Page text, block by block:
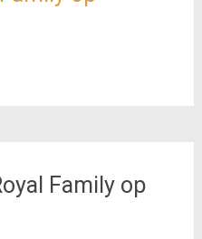
Family op